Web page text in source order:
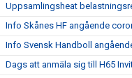
Uppsamlingsheat
Info Skånes HF angående
Info Svensk Handboll
Dags att anmäla sig till H65